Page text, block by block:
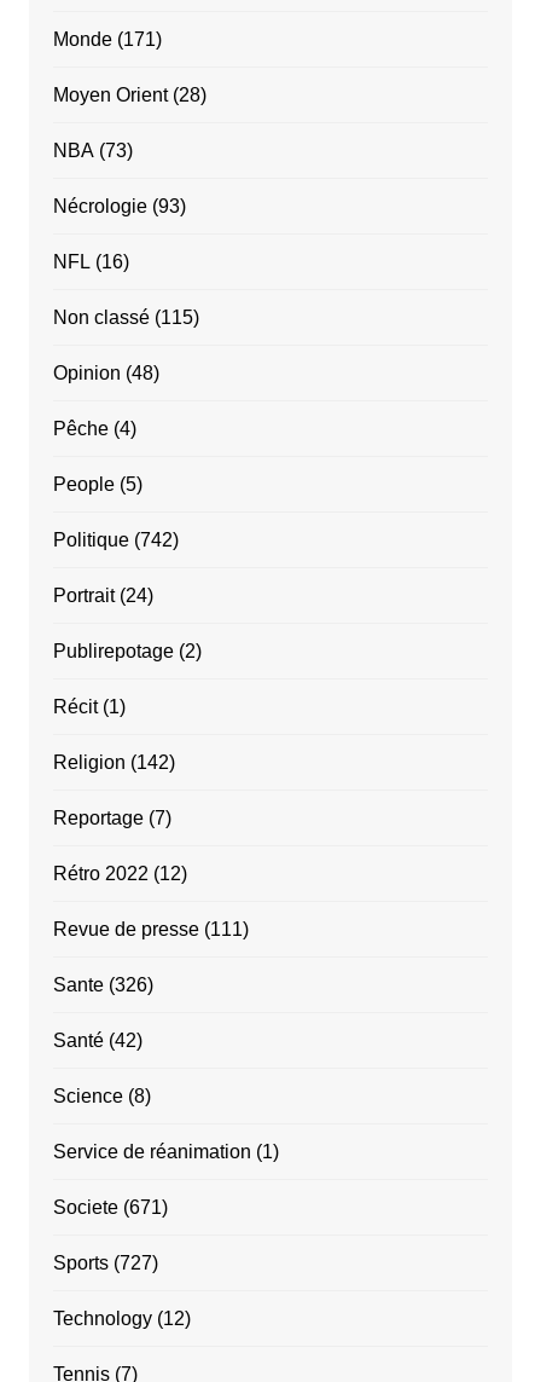
Monde(171)
Moyen Orient(28)
NBA(73)
Nécrologie(93)
NFL (16)
Non classé(115)
Opinion (48)
Pêche(4)
People(5)
Politique(742)
Portrait(24)
Publirepotage(2)
Récit(1)
Religion (142)
Reportage(7)
Rétro 2022 (12)
Revue de presse(111)
Sante(326)
Santé(42)
Science(8)
Service de réanimation (1)
Societe(671)
Sports(727)
Technology(12)
Tennis(7)